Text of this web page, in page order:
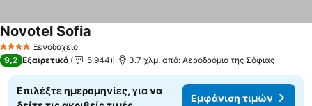
4 ΑστέριαΞενοδοχείο
Novotel Sofia
9,2 Εξαιρετικό 5.944 3.7 χλμ. από: Αεροδρόμιο της Σόφιας
Επιλέξτε ημερομηνίες, για να
Εμφάνιση τιμών